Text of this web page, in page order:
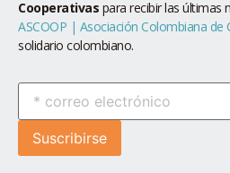
Cooperativas para recibir las últimas
ASCOOP | Asociación Colombiana de
solidario colombiano.